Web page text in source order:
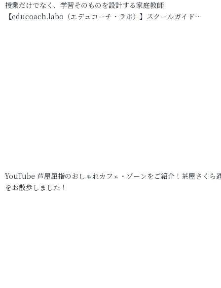
授業だけでなく、学習そのものを設計する家庭教師
【educoach.labo（エデュコーチ・ラボ）】スクールガイド…
YouTube 芦屋屈指のおしゃれカフェ・ゾーンをご紹介！茶屋さくら
をお散歩しました！